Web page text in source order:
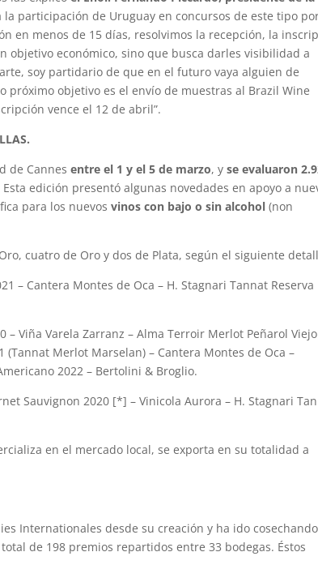
la participación de Uruguay en concursos de este tipo
en menos de 15 días, resolvimos la recepción, la
objetivo económico, sino que busca darles visibilidad a
soy partidario de que en el futuro vaya alguien de
objetivo es el envío de muestras al Brazil Wine
vence el 12 de abril”.
de Cannesentre el 1 y el 5 de marzo, yse evaluaron
Esta edición presentó algunas novedades en apoyo a
para los nuevosvinos con bajo o sin alcohol (non
cuatro de Oro y dos de Plata, según el siguiente
– Cantera Montes de Oca – H. Stagnari Tannat Reserva
– Viña Varela Zarranz – Alma Terroir Merlot Peñarol Viejo
(Tannat Merlot Marselan) – Cantera Montes de Oca –
2022 – Bertolini & Broglio.
Sauvignon 2020 [*] – Vinicola Aurora – H. Stagnari
en el mercado local, se exporta en su totalidad a
Internationales desde su creación y ha ido
de 198 premios repartidos entre 33 bodegas. Éstos